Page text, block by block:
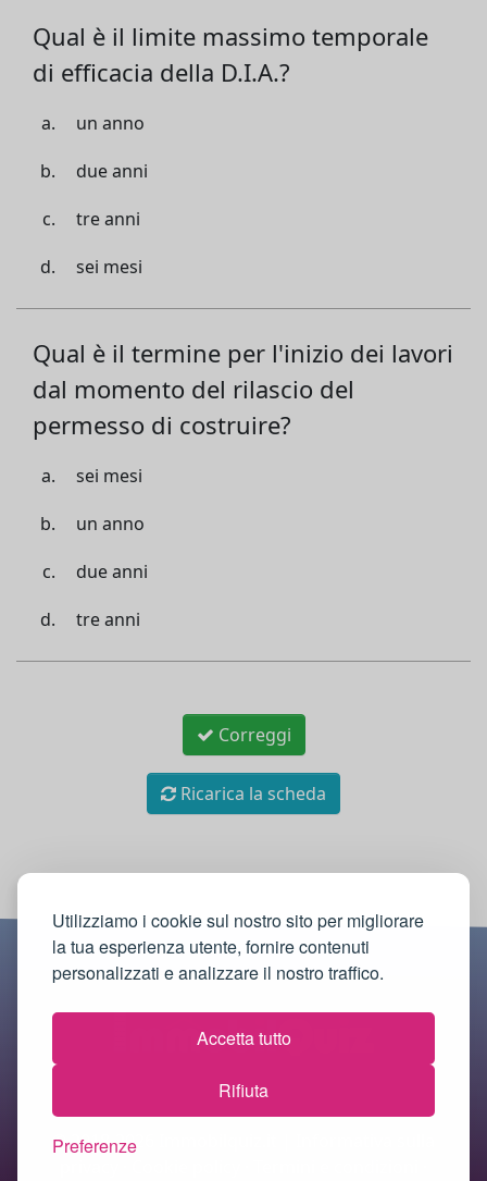
Utilizziamo i cookie sul nostro sito per migliorare
la tua esperienza utente, fornire contenuti
personalizzati e analizzare il nostro traffico.
Accetta tutto
Rifiuta
Preferenze
Qual è il limite massimo temporale
di efficacia della D.I.A.?
un anno
due anni
tre anni
sei mesi
Qual è il termine per l'inizio dei lavori
dal momento del rilascio del
permesso di costruire?
sei mesi
un anno
due anni
tre anni
Correggi
Ricarica la scheda
© 2018-2026 Immobilquiz.it |